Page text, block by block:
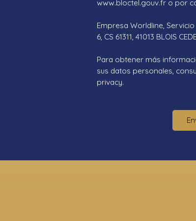
www.bloctel.gouv.fr o por
Empresa Worldline,
6, CS 61311, 41013 BLOIS
Para obtener más
sus datos personales,
privacy.